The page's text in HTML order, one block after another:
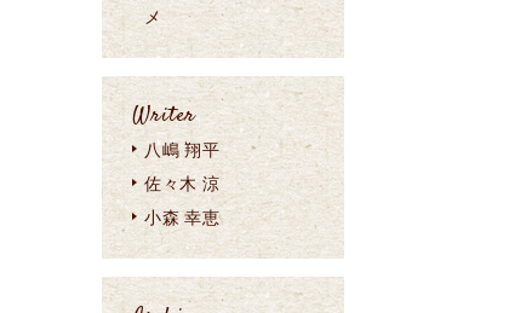
メ
Writer
八嶋 翔平
佐々木 涼
小森 幸恵